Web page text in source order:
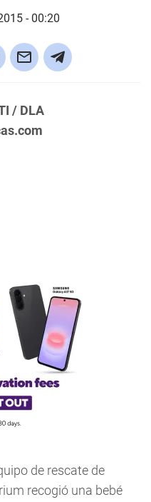
- 00:20
/ DLA
de rescate de
recogió una bebé